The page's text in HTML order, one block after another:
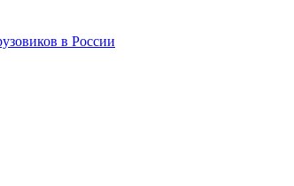
в России